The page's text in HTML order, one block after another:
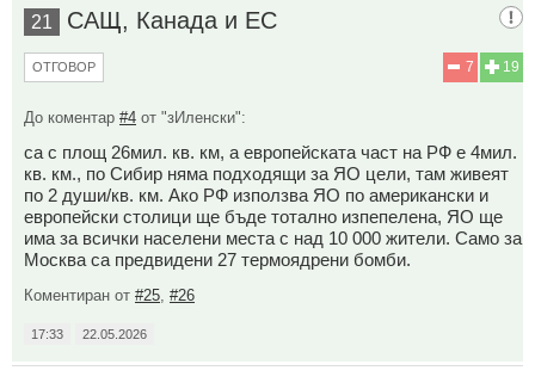
21 САЩ, Канада и ЕС
19
7
ОТГОВОР
До коментар #4 от "зИленски":
са с площ 26мил. кв. км, а европейската част на РФ е 4мил.
кв. км., по Сибир няма подходящи за ЯО цели, там живеят
по 2 души/кв. км. Ако РФ използва ЯО по американски и
европейски столици ще бъде тотално изпепелена, ЯО ще
има за всички населени места с над 10 000 жители. Само за
Москва са предвидени 27 термоядрени бомби.
Коментиран от #25 #26
17:33 22.05.2026